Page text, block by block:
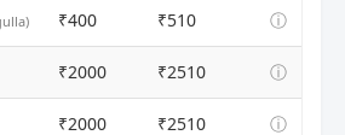
₹400 ₹510 ⓘ
₹2000 ₹2510 ⓘ
₹2000 ₹2510 ⓘ